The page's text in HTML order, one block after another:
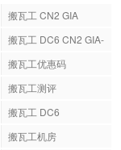
搬瓦工 CN2 GIA
搬瓦工 DC6 CN2 GIA-
搬瓦工优惠码
搬瓦工测评
搬瓦工 DC6
搬瓦工机房